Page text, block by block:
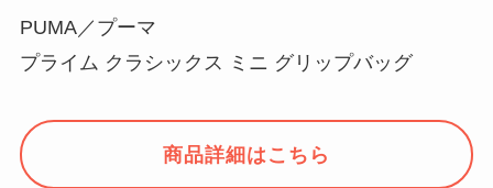
PUMA／プーマ
プライム クラシックス ミニ グリップバッグ
商品詳細はこちら